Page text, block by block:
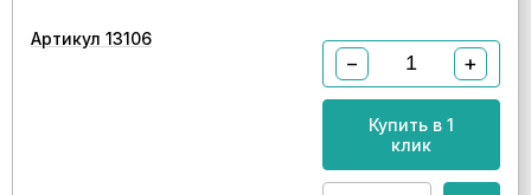
Артикул 13106
− +
Купить в 1
клик